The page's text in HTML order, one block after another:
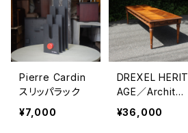
Pierre Cardin
スリッパラック
¥7,000
DREXEL HERIT
AGE／Architec
tual Low Tabl
¥36,000